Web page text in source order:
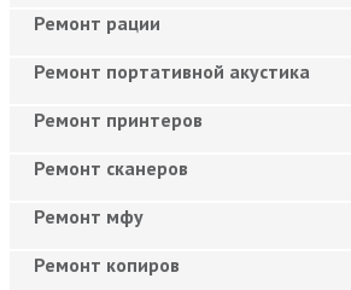
Ремонт рации
Ремонт портативной акустика
Ремонт принтеров
Ремонт сканеров
Ремонт мфу
Ремонт копиров